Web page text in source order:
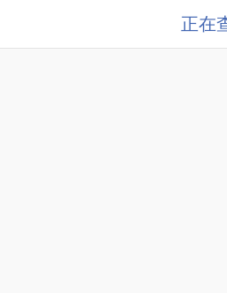
正在